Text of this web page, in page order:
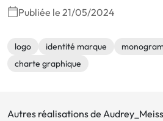
Publiée le 21/05/2024
logo identité marque
charte graphique
Autres réalisations de